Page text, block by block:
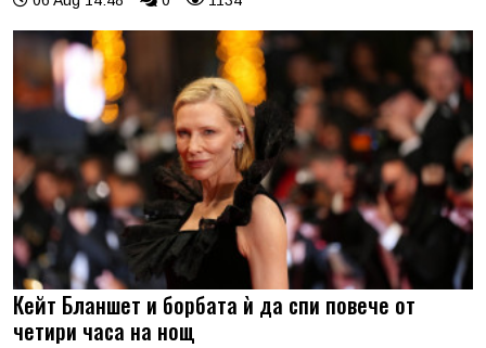
Кейт Бланшет и борбата ѝ да спи повече от
четири часа на нощ